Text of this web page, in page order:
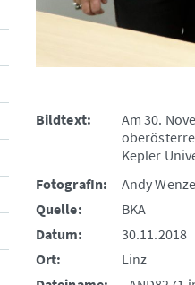
Bildtext:
Am 30.
Kepler
FotografIn:
Andy
Quelle:
BKA
Datum:
30.11.2018
Ort:
Linz